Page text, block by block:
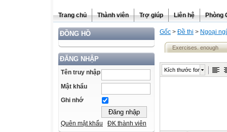
Trang chủ Thành viên Trợ giúp Liên hệ Phòng
ĐỒNG HỒ
ĐĂNG NHẬP
Tên truy nhập
Mật khẩu
Ghi nhớ
Quên mật khẩu ĐK thành viên
Gốc > Đề thi > Ngoại
Exercises. enough
Kích thước font